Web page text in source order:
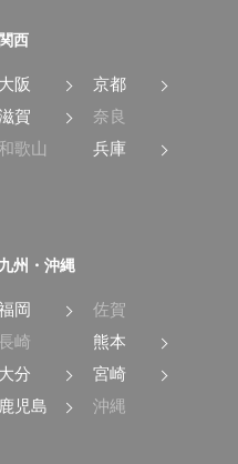
関西
大阪
京都
賀
奈良
歌山
兵庫
九州・沖縄
岡
佐賀
長崎
熊本
大分
宮崎
鹿児島
沖縄